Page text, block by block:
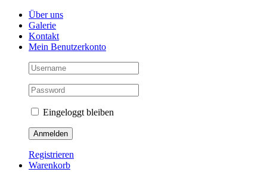
Skip
content
Facebook
Instagram
YouTubeÜber uns
Galerie
Kontakt
Mein Benutzerkonto
Eingeloggt bleiben
Registrieren
Warenkorb